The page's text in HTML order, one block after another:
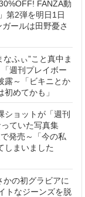
FANZA動
第2弾を明日1日
ールは田野憂さ
なふぃ”こと真中ま
週刊プレイボー
露～「ビキニとか
めてかも」
ショットが「週刊
ていた写真集
発売～「今の私
しまいました
の初グラビアに
トなジーンズを脱